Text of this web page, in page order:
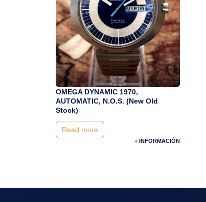
OMEGA DYNAMIC 1970,
AUTOMATIC, N.O.S. (New Old
Stock)
Read more
+ INFORMACIÓN